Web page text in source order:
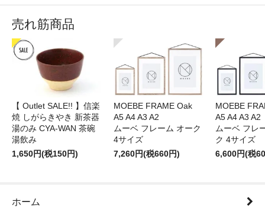
売れ筋商品
【 Outlet SALE!! 】信楽
焼 しがらきやき 新茶器
湯のみ CYA-WAN 茶碗
湯飲み
1,650円(税150円)
MOEBE FRAME Oak
A5 A4 A3 A2
ムーベ フレーム オーク
4サイズ
7,260円(税660円)
MOEBE
A5 A4 A3 A2
ムーベ フレ
ク 4サイズ
6,600円(税
ホーム